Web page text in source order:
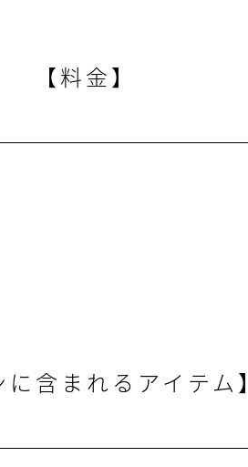
【料金】
に含まれるアイテム】